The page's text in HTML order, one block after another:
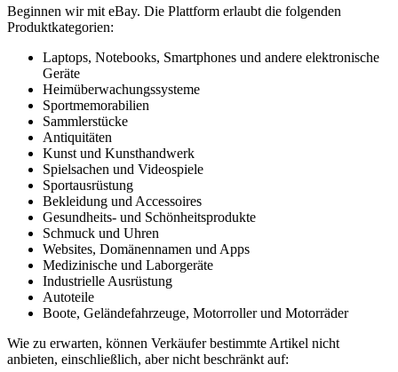
Beginnen wir mit eBay. Die Plattform erlaubt die folgenden
Produktkategorien:
Laptops, Notebooks, Smartphones und andere elektronische
Geräte
Heimüberwachungssysteme
Sportmemorabilien
Sammlerstücke
Antiquitäten
Kunst und Kunsthandwerk
Spielsachen und Videospiele
Sportausrüstung
Bekleidung und Accessoires
Gesundheits- und Schönheitsprodukte
Schmuck und Uhren
Websites, Domänennamen und Apps
Medizinische und Laborgeräte
Industrielle Ausrüstung
Autoteile
Boote, Geländefahrzeuge, Motorroller und Motorräder
Wie zu erwarten, können Verkäufer bestimmte Artikel nicht
anbieten, einschließlich, aber nicht beschränkt auf: